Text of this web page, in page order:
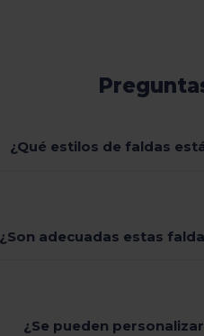
¿Qué estilos de faldas
¿Son adecuadas estas
¿Se pueden